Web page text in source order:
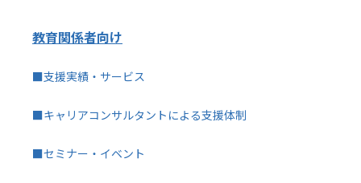
教育関係者向け
■支援実績・サービス
■キャリアコンサルタントによる支援体制
■セミナー・イベント